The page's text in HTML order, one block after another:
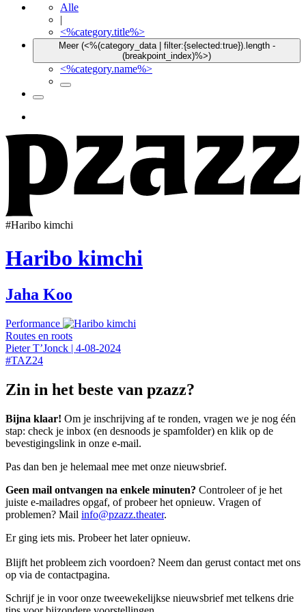
Alle
|
<%category.title%>
Meer (<%(category_data | filter:{selected:true}).length -
(breakpoint_index)%>)
<%category.name%>
#Haribo kimchi
Haribo kimchi
Jaha Koo
Performance
Routes en roots
Pieter T’Jonck | 4-08-2024
#TAZ24
Zin in het beste van pzazz?
Bijna klaar! Om je inschrijving af te ronden, vragen we je nog één
stap: check je inbox (en desnoods je spamfolder) en klik op de
bevestigingslink in onze e-mail.
Pas dan ben je helemaal mee met onze nieuwsbrief.
Geen mail ontvangen na enkele minuten? Controleer of je het
juiste e-mailadres opgaf, of probeer het opnieuw. Vragen of
problemen? Mail info@pzazz.theater.
Er ging iets mis. Probeer het later opnieuw.
Blijft het probleem zich voordoen? Neem dan gerust contact met ons
op via de contactpagina.
Schrijf je in voor onze tweewekelijkse nieuwsbrief met telkens drie